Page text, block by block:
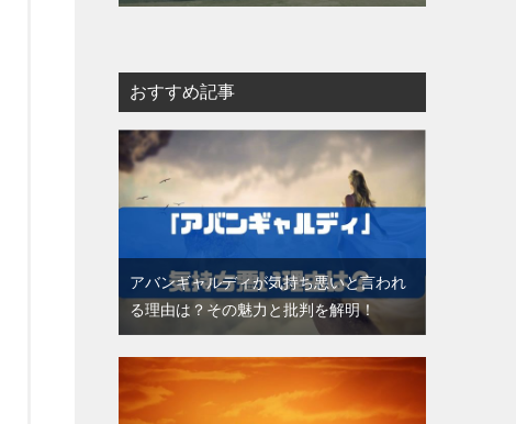
おすすめ記事
アバンギャルディが気持ち悪いと言われ
る理由は？その魅力と批判を解明！